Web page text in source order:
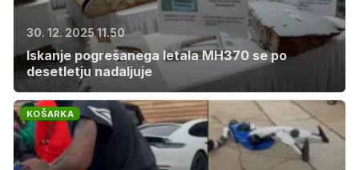
30. 12. 2025 11.50
Iskanje pogrešanega letala MH370 se po
desetletju nadaljuje
KOŠARKA